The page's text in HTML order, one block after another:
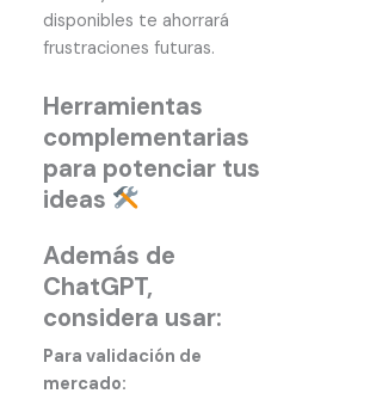
disponibles te ahorrará
frustraciones futuras.
Herramientas
complementarias
para potenciar tus
ideas
Además de
ChatGPT,
considera usar:
Para validación de
mercado: